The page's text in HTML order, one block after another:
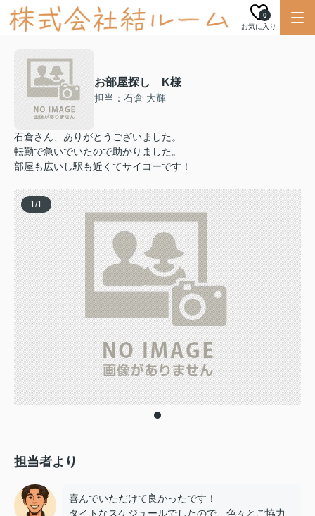
お気に入り
0
お部屋探し K様
担当：石倉 大輝
石倉さん、ありがとうございました。
転勤で急いでいたので助かりました。
部屋も広いし駅も近くてサイコーです！
1/1
担当者より
喜んでいただけて良かったです！
タイトなスケジュールでしたので、色々とご協力